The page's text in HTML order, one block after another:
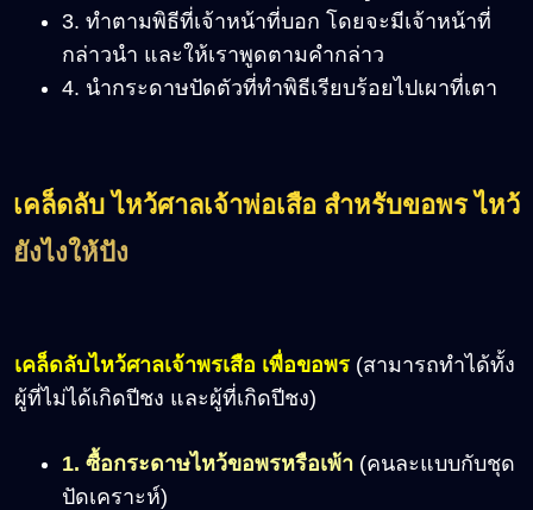
3. ทำตามพิธีที่เจ้าหน้าที่บอก โดยจะมีเจ้าหน้าที่
กล่าวนำ และให้เราพูดตามคำกล่าว
4. นำกระดาษปัดตัวที่ทำพิธีเรียบร้อยไปเผาที่เตา
เคล็ดลับ ไหว้ศาลเจ้าพ่อเสือ สำหรับขอพร ไหว้
ยังไงให้ปัง
เคล็ดลับไหว้ศาลเจ้าพรเสือ เพื่อขอพร (สามารถทำได้ทั้ง
ผู้ที่ไม่ได้เกิดปีชง และผู้ที่เกิดปีชง)
1. ซื้อกระดาษไหว้ขอพรหรือเพ้า (คนละแบบกับชุด
ปัดเคราะห์)